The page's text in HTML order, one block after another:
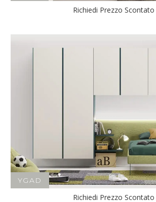
Richiedi Prezzo Scontato
YGAD
Richiedi Prezzo Scontato